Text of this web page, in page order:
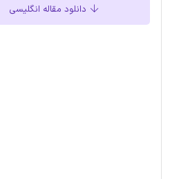
دانلود مقاله انگلیسی